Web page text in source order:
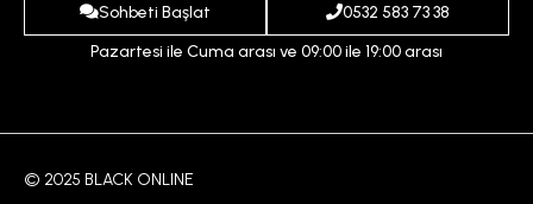
Sohbeti Başlat
0532 583 73 38
Pazartesi ile Cuma arası ve 09:00 ile 19:00 arası
© 2025 BLACK ONLINE